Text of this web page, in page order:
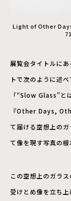
Light of Other Days
展覧会タイトルに
トで次のように述べ
「“Slow Glass”と
『Other Days,
て届ける空想上の
て像を現す写真の根
この空想上のガラ
受けとめ像を立ち